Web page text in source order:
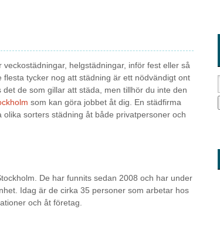
helgstädningar, inför fest eller så
tycker nog att städning är ett nödvändigt ont
de som gillar att städa, men tillhör du inte den
som kan göra jobbet åt dig. En städfirma
sorters städning åt både privatpersoner och
De har funnits sedan 2008 och har under
Idag är de cirka 35 personer som arbetar hos
och åt företag.